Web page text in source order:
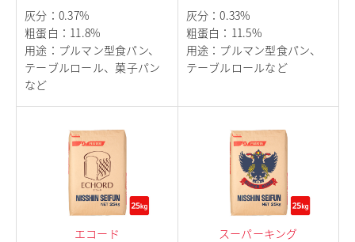
灰分 ： 0.37%
粗蛋白 ： 11.8%
用途 ： プルマン型食パン、
テーブルロール、菓子パン
など
灰分 ：0.33%
粗蛋白 ： 11.5%
用途 ： プルマン型食パン、
テーブルロールなど
エコード
スーパーキング